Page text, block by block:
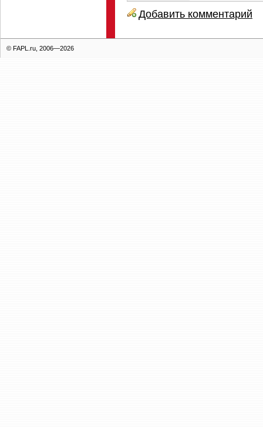
Добавить комментарий
© FAPL.ru, 2006—2026